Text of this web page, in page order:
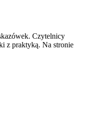
Czytelnicy
z praktyką. Na stronie